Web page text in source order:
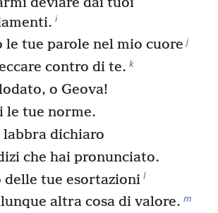
i
le tue parole nel mio cuore j
contro di te. k
o Geova!
le tue norme.
labbra dichiaro
che hai pronunciato.
delle tue esortazioni l
altra cosa di valore. m